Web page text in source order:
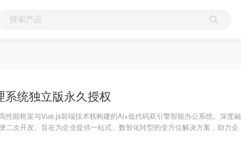
系统独立版永久授权
能框架与Vue.js前端技术栈构建的AI+低代码双引擎智能办公系统。深度融
次开发。旨在为企业提供一站式、数智化转型的全方位解决方案，助力企